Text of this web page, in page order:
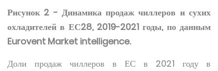
Рисунок 2 - Динамика продаж чиллеров и сухих
охладителей в ЕС28, 2019-2021 годы, по данным
Eurovent Market intelligence.
Доли продаж чиллеров в ЕС в 2021 году в